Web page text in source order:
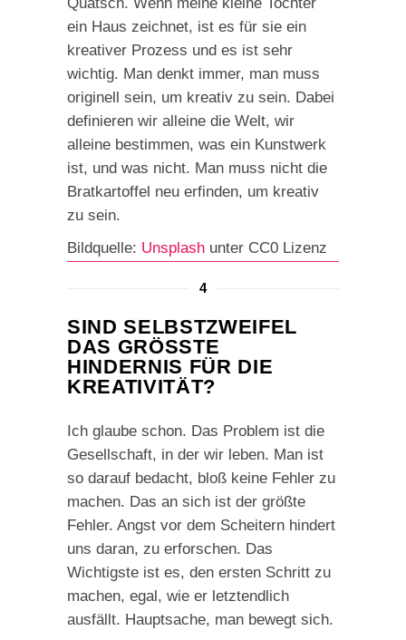
ein Haus zeichnet, ist es für sie ein
kreativer Prozess und es ist sehr
wichtig. Man denkt immer, man muss
originell sein, um kreativ zu sein. Dabei
definieren wir alleine die Welt, wir
alleine bestimmen, was ein Kunstwerk
ist, und was nicht. Man muss nicht die
Bratkartoffel neu erfinden, um kreativ
zu sein.
Bildquelle: Unsplash unter CC0 Lizenz
4
SIND SELBSTZWEIFEL
DAS GRÖSSTE H
INDERNIS FÜR DIE K
REATIVITÄT?
Ich glaube schon. Das Problem ist die
Gesellschaft, in der wir leben. Man ist
so darauf bedacht, bloß keine Fehler zu
machen. Das an sich ist der größte
Fehler. Angst vor dem Scheitern hindert
uns daran, zu erforschen. Das
Wichtigste ist es, den ersten Schritt zu
machen, egal, wie er letztendlich
ausfällt. Hauptsache, man bewegt sich.